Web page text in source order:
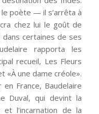
poète — il s’arrêta à
chez lui le goût de
certaines de ses
rapporta les
recueil, Les Fleurs
«À une dame créole».
France, Baudelaire
Duval, qui devint la
l’incarnation de la